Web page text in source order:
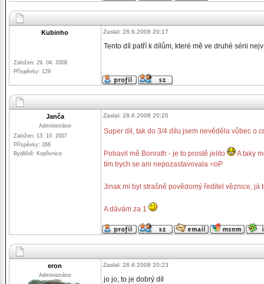
Kubinho
Založen: 29. 04. 2008
Příspěvky: 129
Zaslal: 28.6.2008 20:17
Tento díl patří k dílům, které mě ve druhé sérii
Janča
Administrátor
Založen: 13. 10. 2007
Příspěvky: 266
Bydliště: Kopřivnice
Zaslal: 28.6.2008 20:20
Super díl, tak do 3/4 dílu jsem nevěděla vůbec o
Pobavil mě Bonrath - je to prostě jelito
A taky
tím bych se ani nepozastavovala =oP
Jinak mi byl strašně povědomý ředitel věznice,
A dávám za 1
eron
Administrátor
Zaslal: 28.6.2008 20:23
jo jo, to je dobrý díl